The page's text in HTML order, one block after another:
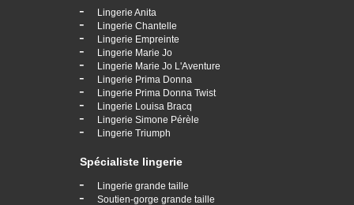
- Lingerie Anita
- Lingerie Chantelle
- Lingerie Empreinte
- Lingerie Marie Jo
- Lingerie Marie Jo L'Aventure
- Lingerie Prima Donna
- Lingerie Prima Donna Twist
- Lingerie Louisa Bracq
- Lingerie Simone Pérèle
- Lingerie Triumph
Spécialiste lingerie
- Lingerie grande taille
- Soutien-gorge grande taille